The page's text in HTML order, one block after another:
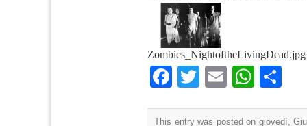
Zombies_NightoftheLivingDead.jpg
Facebook
TwitterEmail
This entry was posted on giovedì,